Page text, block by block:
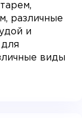
различные
и
виды